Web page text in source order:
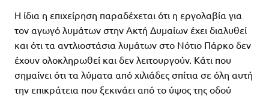
Η ίδια η επιχείρηση παραδέχεται ότι η εργολαβία για
τον αγωγό λυμάτων στην Ακτή Δυμαίων έχει διαλυθεί
και ότι τα αντλιοστάσια λυμάτων στο Νότιο Πάρκο δεν
έχουν ολοκληρωθεί και δεν λειτουργούν. Κάτι που
σημαίνει ότι τα λύματα από χιλιάδες σπίτια σε όλη αυτή
την επικράτεια που ξεκινάει από το ύψος της οδού